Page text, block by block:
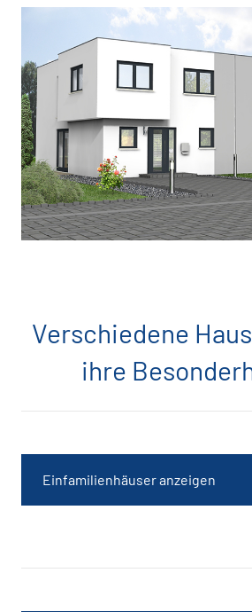
Verschiedene
ihre
Einfamilienhäuser anzeigen